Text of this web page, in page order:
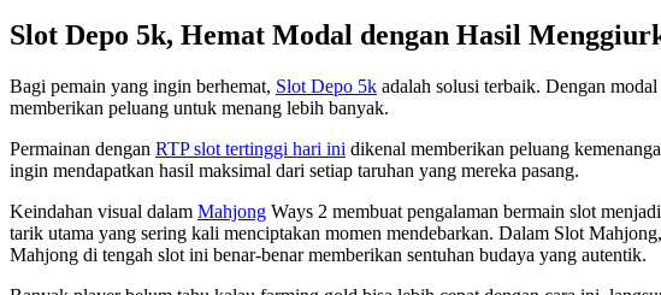
Slot Depo 5k, Hemat Modal dengan Hasil
Bagi pemain yang ingin berhemat, Slot Depo 5k adalah solusi terbaik. Dengan
memberikan peluang untuk menang lebih banyak.
Permainan dengan RTP slot tertinggi hari ini dikenal memberikan peluang
ingin mendapatkan hasil maksimal dari setiap taruhan yang mereka pasang.
Keindahan visual dalam Mahjong Ways 2 membuat pengalaman bermain slot
tarik utama yang sering kali menciptakan momen mendebarkan. Dalam Slot
Mahjong di tengah slot ini benar-benar memberikan sentuhan budaya yang autentik.